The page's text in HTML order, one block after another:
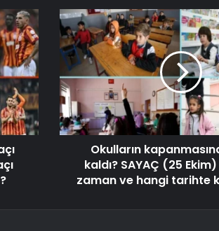
Okulların
kaldı? SAYAÇ (25
zaman ve hangi tarihte